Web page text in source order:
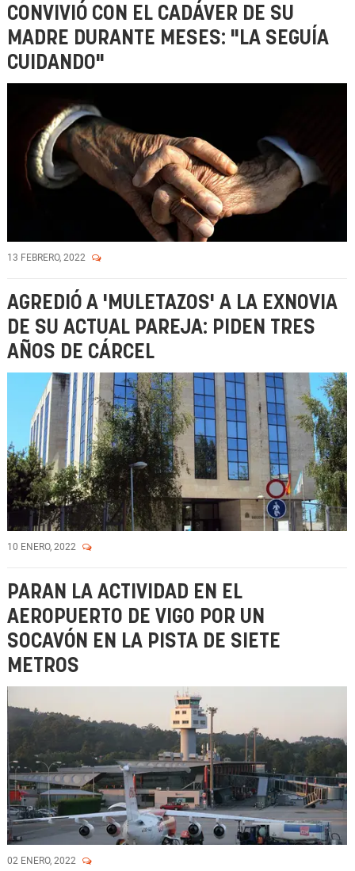
CONVIVIÓ CON EL CADÁVER DE SU
MADRE DURANTE MESES: "LA SEGUÍA
CUIDANDO"
13 FEBRERO, 2022
AGREDIÓ A 'MULETAZOS' A LA EXNOVIA
DE SU ACTUAL PAREJA: PIDEN TRES
AÑOS DE CÁRCEL
10 ENERO, 2022
PARAN LA ACTIVIDAD EN EL
AEROPUERTO DE VIGO POR UN
SOCAVÓN EN LA PISTA DE SIETE
METROS
02 ENERO, 2022